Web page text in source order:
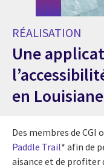
RÉALISATION
Une
en Louisiane
Des membres de CGI
Paddle Trail* afin de
aisance et de profiter